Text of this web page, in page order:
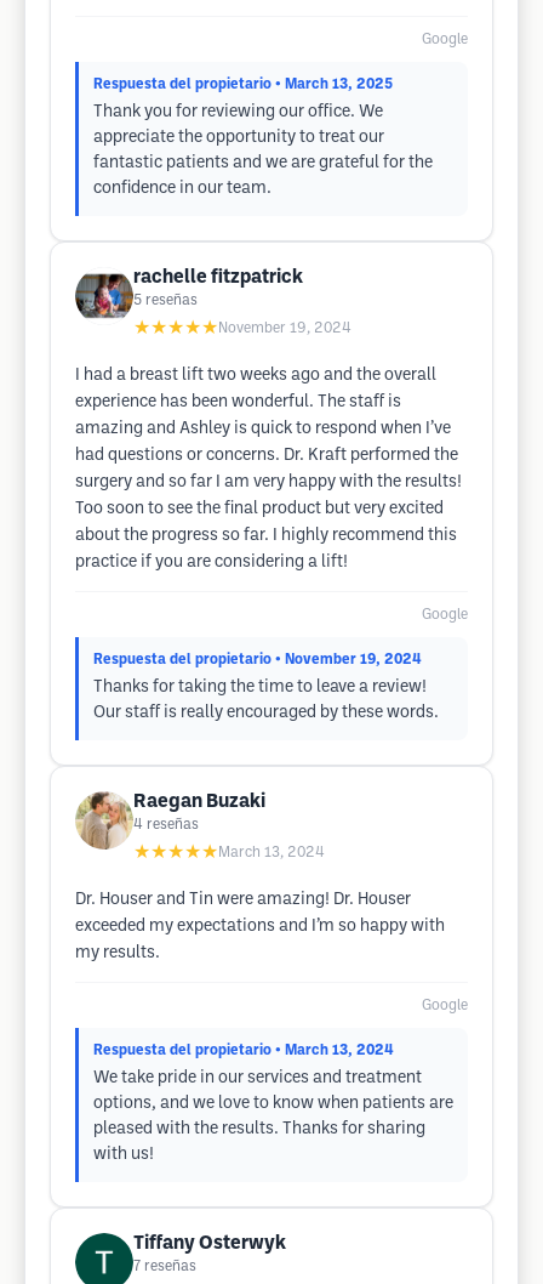
Google
Respuesta del propietario • March 13, 2025
Thank you for reviewing our office. We
appreciate the opportunity to treat our
fantastic patients and we are grateful for the
confidence in our team.
rachelle fitzpatrick
5 reseñas
★★★★★ November 19, 2024
I had a breast lift two weeks ago and the overall
experience has been wonderful. The staff is
amazing and Ashley is quick to respond when I’ve
had questions or concerns. Dr. Kraft performed the
surgery and so far I am very happy with the results!
Too soon to see the final product but very excited
about the progress so far. I highly recommend this
practice if you are considering a lift!
Google
Respuesta del propietario • November 19, 2024
Thanks for taking the time to leave a review!
Our staff is really encouraged by these words.
Raegan Buzaki
4 reseñas
★★★★★ March 13, 2024
Dr. Houser and Tin were amazing! Dr. Houser
exceeded my expectations and I’m so happy with
my results.
Google
Respuesta del propietario • March 13, 2024
We take pride in our services and treatment
options, and we love to know when patients are
pleased with the results. Thanks for sharing
with us!
Tiffany Osterwyk
7 reseñas